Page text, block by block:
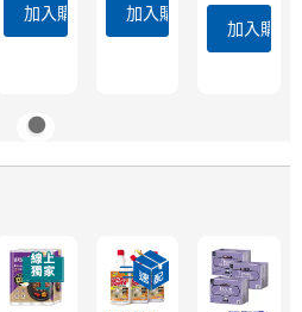
加入購物車 加入購物車
加入購物